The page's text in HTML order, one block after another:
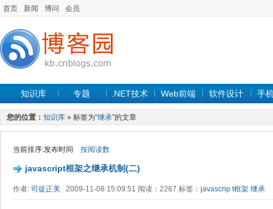
首页 新闻 博问 会员
知识库 专题 .NET技术 Web前端 软件设计 手
您的位置： 知识库 » 标签为“继承”的文章
当前排序:发布时间 按阅读数
javascript框架之继承机制(二)
作者: 司徒正美 2009-11-08 15:09:51 阅读：2267 标签： javascrip t框架 继承